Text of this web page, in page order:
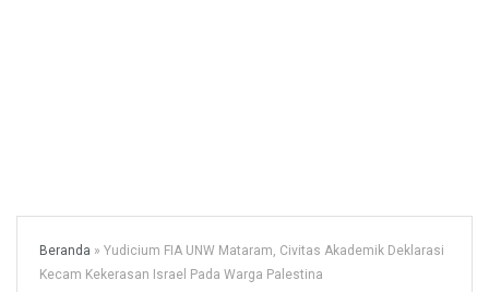
Beranda » Yudicium FIA UNW Mataram, Civitas Akademik Deklarasi
Kecam Kekerasan Israel Pada Warga Palestina